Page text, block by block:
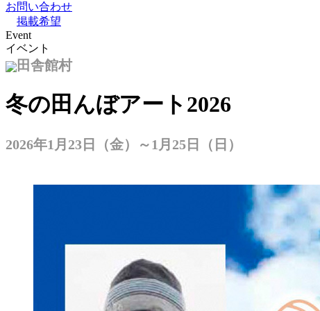
お問い合わせ
掲載希望
Event
イベント
田舎館村
冬の田んぼアート2026
2026年1月23日（金）～1月25日（日）